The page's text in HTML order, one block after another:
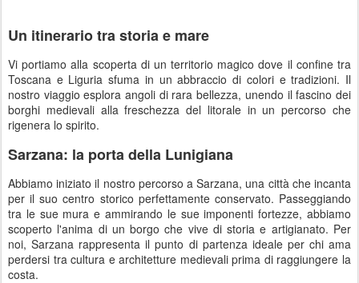
Un itinerario tra storia e mare
Vi portiamo alla scoperta di un territorio magico dove il confine tra
Toscana e Liguria sfuma in un abbraccio di colori e tradizioni. Il
nostro viaggio esplora angoli di rara bellezza, unendo il fascino dei
borghi medievali alla freschezza del litorale in un percorso che
rigenera lo spirito.
Sarzana: la porta della Lunigiana
Abbiamo iniziato il nostro percorso a Sarzana, una città che incanta
per il suo centro storico perfettamente conservato. Passeggiando
tra le sue mura e ammirando le sue imponenti fortezze, abbiamo
scoperto l'anima di un borgo che vive di storia e artigianato. Per
noi, Sarzana rappresenta il punto di partenza ideale per chi ama
perdersi tra cultura e architetture medievali prima di raggiungere la
costa.